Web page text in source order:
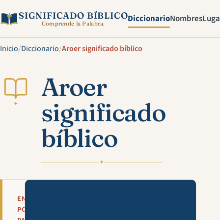
SIGNIFICADO BÍBLICO
Comprende la Palabra. DiccionarioNombres
Inicio/Diccionario/Aroer significado bíblico
✦
Aroer
significado
bíblico
✦
EN
POCAS
Mira esta explicación en